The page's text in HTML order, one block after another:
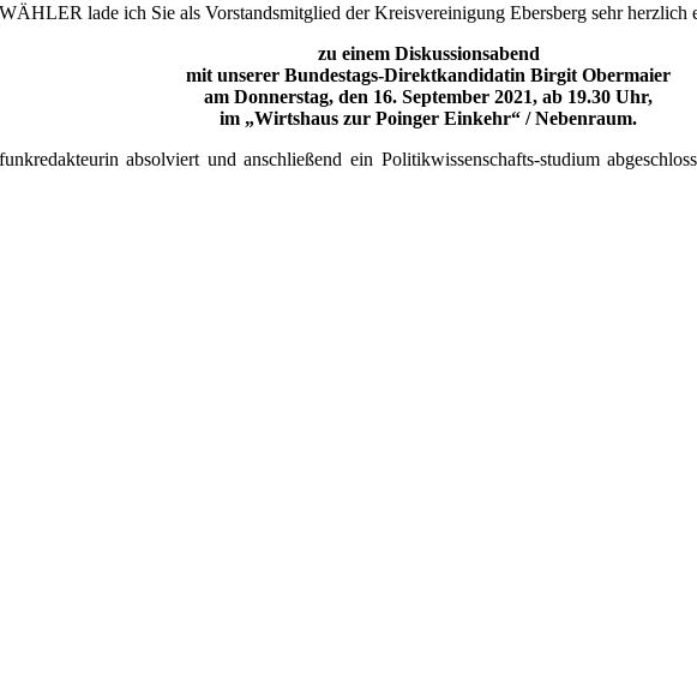
lade ich Sie als Vorstandsmitglied der Kreisvereinigung Ebersberg sehr herzlich
zu einem Diskussionsabend
mit unserer Bundestags-Direktkandidatin Birgit Obermaier
am Donnerstag, den 16. September 2021, ab 19.30 Uhr,
im „Wirtshaus zur Poinger Einkehr“ / Nebenraum.
absolviert und anschließend ein Politikwissenschafts-studium